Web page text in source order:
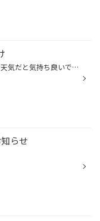
快晴----！やっぱりお天気だと気持ち良いですねぇ！ 今日は当店大人気のワコーズ添加剤で良く聞かれるフューエル１とプレミアムの違いを ちょっとご説明します！ ワコーズフューエル１ 燃費が悪くなってきた（走行距離過多、トロトロ走行） アイドリングが不安定になっている。 エンジンのフケが悪...
らせ